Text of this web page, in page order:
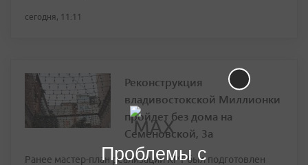
сегодня, 11:11
Реконструкция
владивостокской Миллионки
пройдет без дома на
Семеновской, 3а
Ранее мастер-план реализации КРТ был подготовлен
Проблемы с